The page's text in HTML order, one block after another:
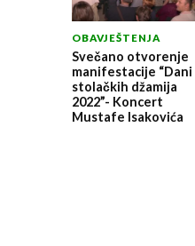
OBAVJEŠTENJA
Svečano otvorenje
manifestacije “Dani
stolačkih džamija
2022”- Koncert
Mustafe Isakovića